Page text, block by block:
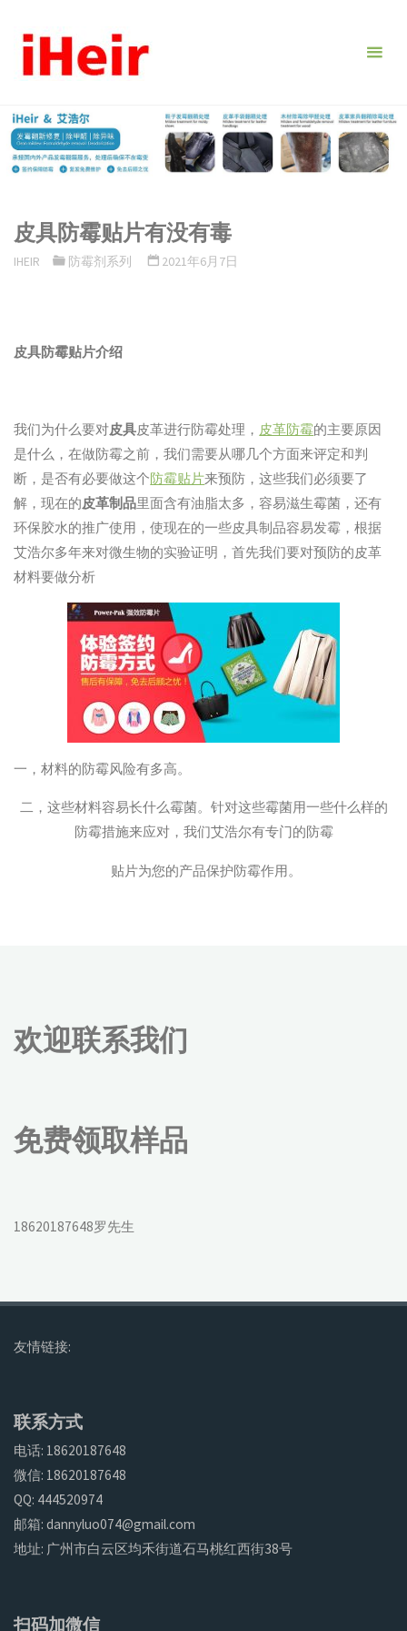
容。
皮具防霉贴片有没有毒
IHEIR 防霉剂系列 2021年6月7日
皮具防霉贴片介绍
我们为什么要对皮具皮革进行防霉处理， 皮革防霉的主要原因
是什么，在做防霉之前，我们需要从哪几个方面来评定和判
断，是否有必要做这个防霉贴片来预防，这些我们必须要了
解，现在的皮革制品里面含有油脂太多，容易滋生霉菌，还有
环保胶水的推广使用，使现在的一些皮具制品容易发霉，根据
艾浩尔多年来对微生物的实验证明，首先我们要对预防的皮革
材料要做分析
一，材料的防霉风险有多高。
二，这些材料容易长什么霉菌。针对这些霉菌用一些什么样的
防霉措施来应对，我们艾浩尔有专门的防霉
贴片为您的产品保护防霉作用。
欢迎联系我们
免费领取样品
18620187648罗先生
友情链接:
联系方式
电话: 18620187648
微信: 18620187648
QQ: 444520974
邮箱: dannyluo074@gmail.com
地址: 广州市白云区均禾街道石马桃红西街38号
扫码加微信